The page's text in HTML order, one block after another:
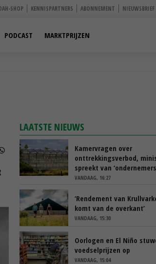
SHOP KENNISPARTNERS ABONNEMENT NIEUWSBRIEF
PODCAST MARKTPRIJZEN
LAATSTE NIEUWS
Kamervragen over
onttrekkingsverbod,
spreekt van
VANDAAG, 16:27
‘Rendement van
komt van de overkant’
VANDAAG, 15:30
Oorlogen en El Niño
voedselprijzen op
VANDAAG, 15:04